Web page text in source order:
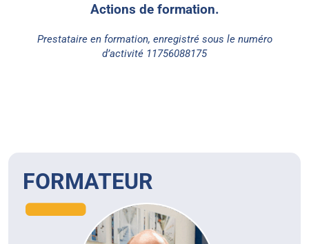
Actions de formation.
Prestataire en formation, enregistré sous le numéro
d’activité 11756088175
FORMATEUR